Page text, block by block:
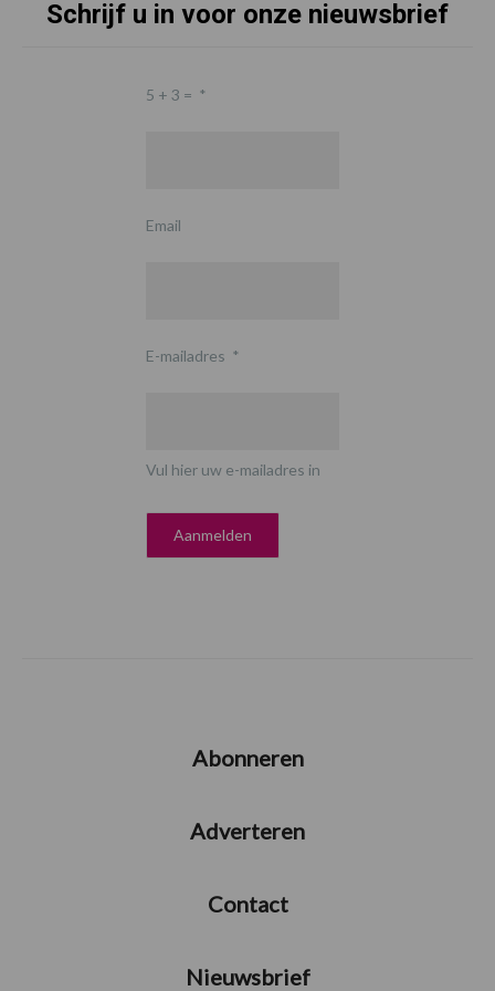
Schrijf u in voor onze nieuwsbrief
5 + 3 = *
Email
E-mailadres *
Vul hier uw e-mailadres in
Abonneren
Adverteren
Contact
Nieuwsbrief